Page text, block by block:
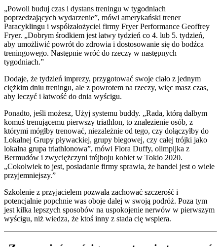
„Powoli buduj czas i dystans treningu w tygodniach
poprzedzających wydarzenie”, mówi amerykański trener
Paracyklingu i współzałożyciel firmy Fryer Performance Geoffrey
Fryer. „Dobrym środkiem jest łatwy tydzień co 4. lub 5. tydzień,
aby umożliwić powrót do zdrowia i dostosowanie się do bodźca
treningowego. Następnie wróć do rzeczy w następnych
tygodniach.”
Dodaje, że tydzień imprezy, przygotować swoje ciało z jednym
ciężkim dniu treningu, ale z powrotem na rzeczy, więc masz czas,
aby leczyć i łatwość do dnia wyścigu.
Ponadto, jeśli możesz, Użyj systemu buddy. „Rada, którą dałbym
komuś trenującemu pierwszy triathlon, to znalezienie osób, z
którymi mógłby trenować, niezależnie od tego, czy dołączyłby do
Lokalnej Grupy pływackiej, grupy biegowej, czy całej trójki jako
lokalna grupa triathlonowa”, mówi Flora Duffy, olimpijka z
Bermudów i zwyciężczyni trójboju kobiet w Tokio 2020.
„Cokolwiek to jest, posiadanie firmy sprawia, że handel jest o wiele
przyjemniejszy.”
Szkolenie z przyjacielem pozwala zachować szczerość i
potencjalnie popchnie was oboje dalej w swoją podróż. Poza tym
jest kilka lepszych sposobów na uspokojenie nerwów w pierwszym
wyścigu, niż wiedza, że ktoś inny z stada cię wspiera.